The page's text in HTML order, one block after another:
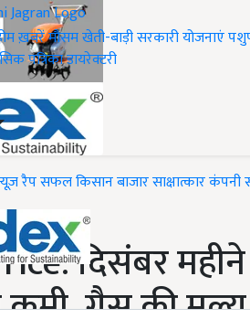
ख़बरेंमौसमखेती-बाड़ीसरकारी योजनाएं
पत्रिकाडायरेक्टरी
रैपसफल किसानबाजारसाक्षात्कारकंपनी
दिसंबर